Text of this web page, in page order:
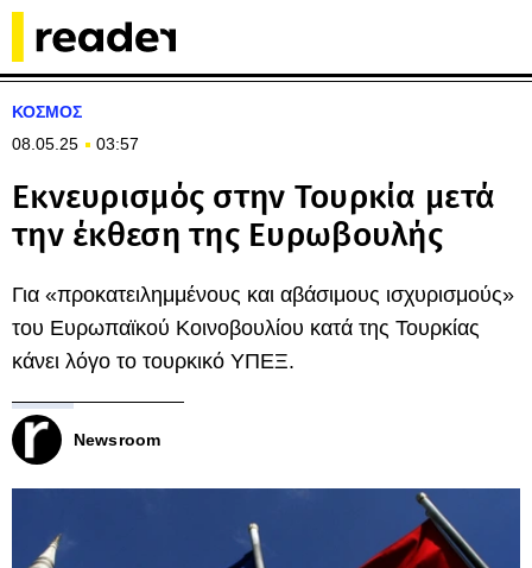
ΚΟΣΜΟΣ
08.05.25
03:57
Εκνευρισμός στην Τουρκία μετά
την έκθεση της Ευρωβουλής
Για «προκατειλημμένους και αβάσιμους ισχυρισμούς»
του Ευρωπαϊκού Κοινοβουλίου κατά της Τουρκίας
κάνει λόγο το τουρκικό ΥΠΕΞ.
Newsroom